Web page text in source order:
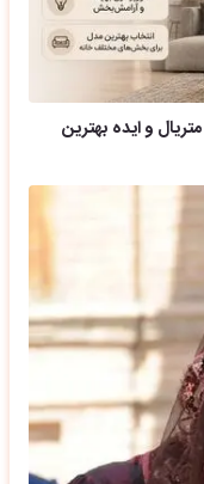
و ایده بهترین